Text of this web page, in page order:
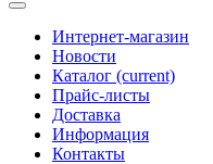
Интернет-магазин
Новости
Каталог (current)
Прайс-листы
Доставка
Информация
Контакты